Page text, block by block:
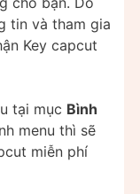
tin và tham gia
Key capcut
tại mục Bình
menu thì sẽ
miễn phí